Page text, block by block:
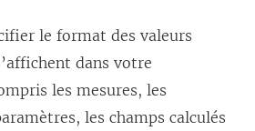
le format des valeurs
dans votre
les mesures, les
les champs calculés